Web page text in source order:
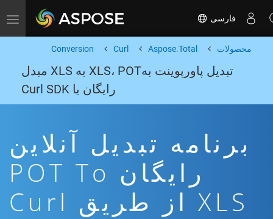
Toggle navigation فارسی
محصولات Aspose.Total
Curl
Conversion
تبدیل پاورپوینت بهXLS، POT به XLS مبدل
رایگان یا Curl SDK
برنامه تبدیل آنلاین
رایگان POT To
XLS از طریق Curl